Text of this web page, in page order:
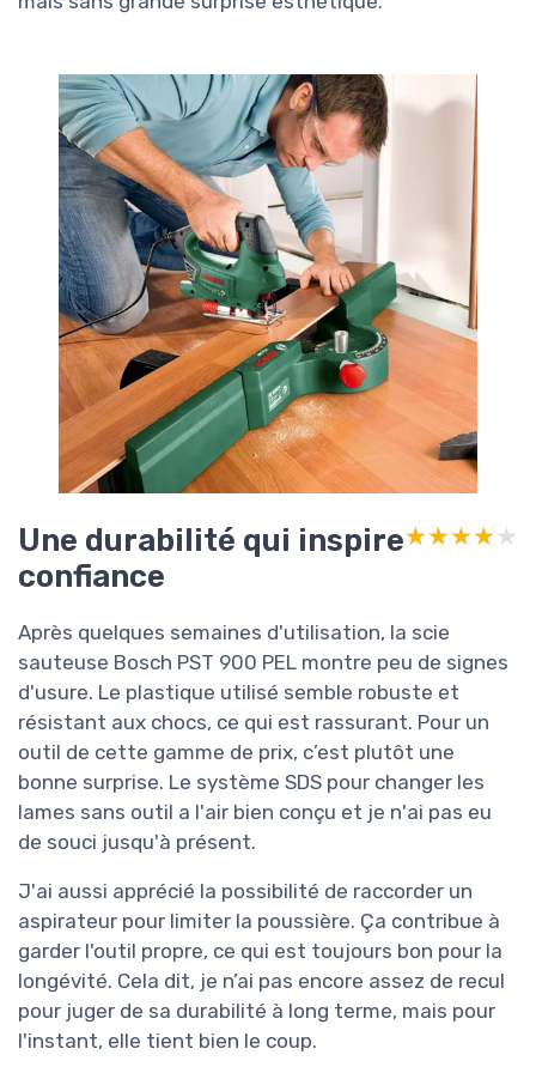
Une durabilité qui inspire
confiance
★★★★★
★★★★★
Après quelques semaines d'utilisation, la scie
sauteuse Bosch PST 900 PEL montre peu de signes
d'usure. Le plastique utilisé semble robuste et
résistant aux chocs, ce qui est rassurant. Pour un
outil de cette gamme de prix, c’est plutôt une
bonne surprise. Le système SDS pour changer les
lames sans outil a l'air bien conçu et je n'ai pas eu
de souci jusqu'à présent.
J'ai aussi apprécié la possibilité de raccorder un
aspirateur pour limiter la poussière. Ça contribue à
garder l'outil propre, ce qui est toujours bon pour la
longévité. Cela dit, je n’ai pas encore assez de recul
pour juger de sa durabilité à long terme, mais pour
l'instant, elle tient bien le coup.